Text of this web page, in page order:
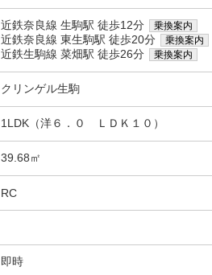
近鉄奈良線 生駒駅 徒歩12分 乗換案内
近鉄奈良線 東生駒駅 徒歩20分 乗換案内
近鉄生駒線 菜畑駅 徒歩26分 乗換案内
クリンゲル生駒
1LDK（洋６．０ ＬＤＫ１０）
39.68㎡
RC
即時